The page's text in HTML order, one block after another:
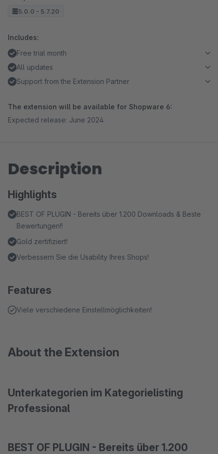
5.0.0 - 5.7.20
Includes:
Free trial month
All updates
Support from the Extension Partner
The extension will be available for Shopware 6:
Expected release: June 2024
Description
Highlights
BEST OF PLUGIN - Bereits über 1.200 Downloads & Beste
Bewertungen!!
Gold zertifiziert!
Verbessern Sie die Usability Ihres Shops!
Features
Viele verschiedene Einstellmöglichkeiten!
About the Extension
Unterkategorien im Kategorielisting
Professional
BEST OF PLUGIN - Bereits über 1.200